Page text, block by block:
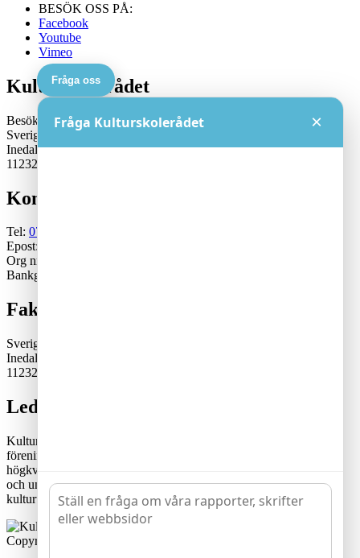
BESÖK OSS PÅ:
Facebook
Youtube
Vimeo
Kulturskolerådet
Besöksadress:
Sveriges Kulturskoleråd
Inedalsgatan 15
11232 Stockholm
Kontakt
Tel: 070-671 79 46
Epost:
Org nr: 802402-2561
Bankgiro:5553-1339
Fakturaadress
Sveriges Kulturskoleråd
Inedalsgatan 15
11232 Stockholm
Lediga tjänster
Kulturskolerådet är en ideell, partipolitiskt och fackligt obunden
förening där kommuner samverkar för en tillgänglig och
högkvalitativ kulturskoleverksamhet. Rådets vision är att alla barn
och unga har likvärdiga möjligheter att utvecklas genom
kulturutövande i verksamhet av hög kvalitet och tillgänglighet.
Copyright © 2020
Fråga oss
Fråga Kulturskolerådet ×